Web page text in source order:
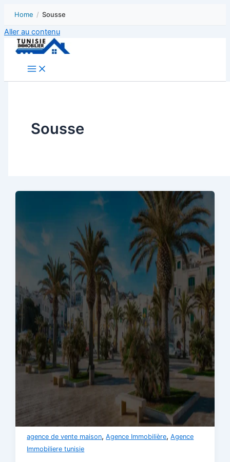
Home / Sousse
Aller au contenu
Sousse
agence de vente maison,Agence Immobilière,Agence
Immobiliere tunisie